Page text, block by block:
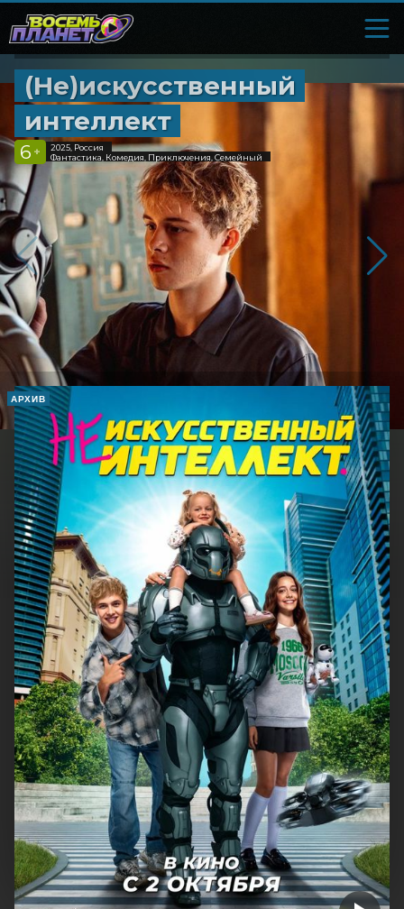
(Не)искусственный
интеллект
6 +
2025, Россия
Фантастика, Комедия, Приключения, Семейный
АРХИВ